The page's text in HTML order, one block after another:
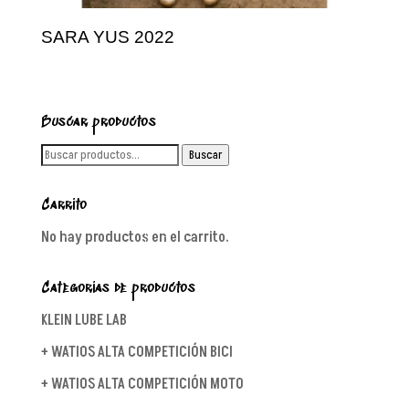
SARA YUS 2022
Buscar productos
Buscar
Buscar
Carrito
No hay productos en el carrito.
Categorías de productos
KLEIN LUBE LAB
+ WATIOS ALTA COMPETICIÓN BICI
+ WATIOS ALTA COMPETICIÓN MOTO